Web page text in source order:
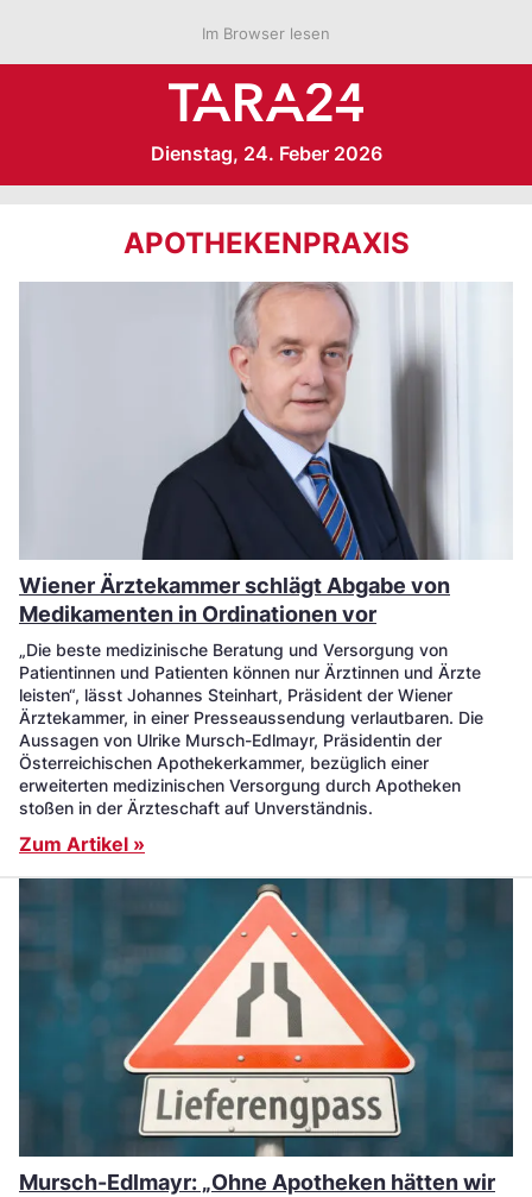
Im Browser lesen
Dienstag, 24. Feber 2026
APOTHEKENPRAXIS
Wiener Ärztekammer schlägt Abgabe von
Medikamenten in Ordinationen vor
„Die beste medizinische Beratung und Versorgung von
Patientinnen und Patienten können nur Ärztinnen und Ärzte
leisten“, lässt Johannes Steinhart, Präsident der Wiener
Ärztekammer, in einer Presseaussendung verlautbaren. Die
Aussagen von Ulrike Mursch-Edlmayr, Präsidentin der
Österreichischen Apothekerkammer, bezüglich einer
erweiterten medizinischen Versorgung durch Apotheken
stoßen in der Ärzteschaft auf Unverständnis.
Zum Artikel »
Mursch-Edlmayr: „Ohne Apotheken hätten wir